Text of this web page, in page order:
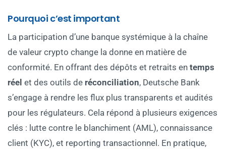
Pourquoi c’est important
La participation d’une banque systémique à la chaîne
de valeur crypto change la donne en matière de
conformité. En offrant des dépôts et retraits en temps
réel et des outils de réconciliation, Deutsche Bank
s’engage à rendre les flux plus transparents et audités
pour les régulateurs. Cela répond à plusieurs exigences
clés : lutte contre le blanchiment (AML), connaissance
client (KYC), et reporting transactionnel. En pratique,